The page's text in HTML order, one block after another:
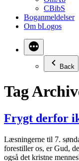
CBibS
Boganmeldelser
Om bLogos
Back
Tag
Frygt derfor
Læsningerne til 7.
forestiller os, er Gud,
også det kristne